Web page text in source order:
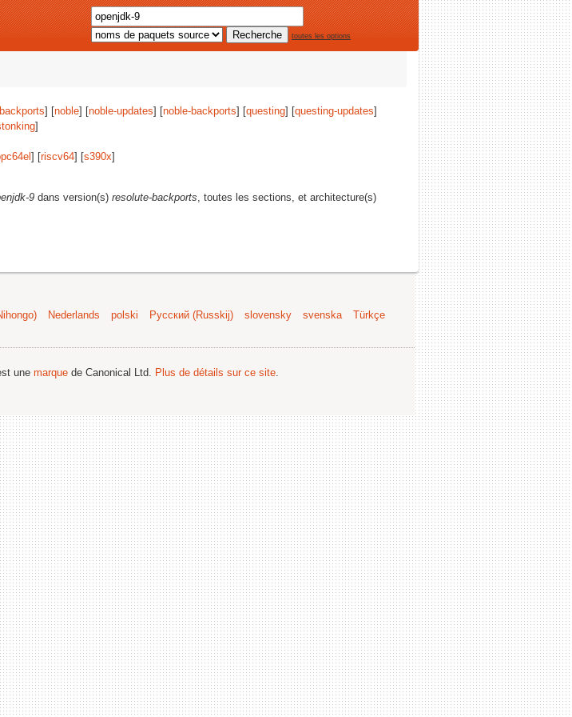
toutes les options
] [noble] [noble-updates] [noble-backports] [questing] [questing-updates]
]
] [riscv64] [s390x]
9 dans version(s) resolute-backports, toutes les sections, et architecture(s)
Nederlands polski Русский (Russkij) slovensky svenska
Türkçe
une marque de Canonical Ltd. Plus de détails sur ce site.